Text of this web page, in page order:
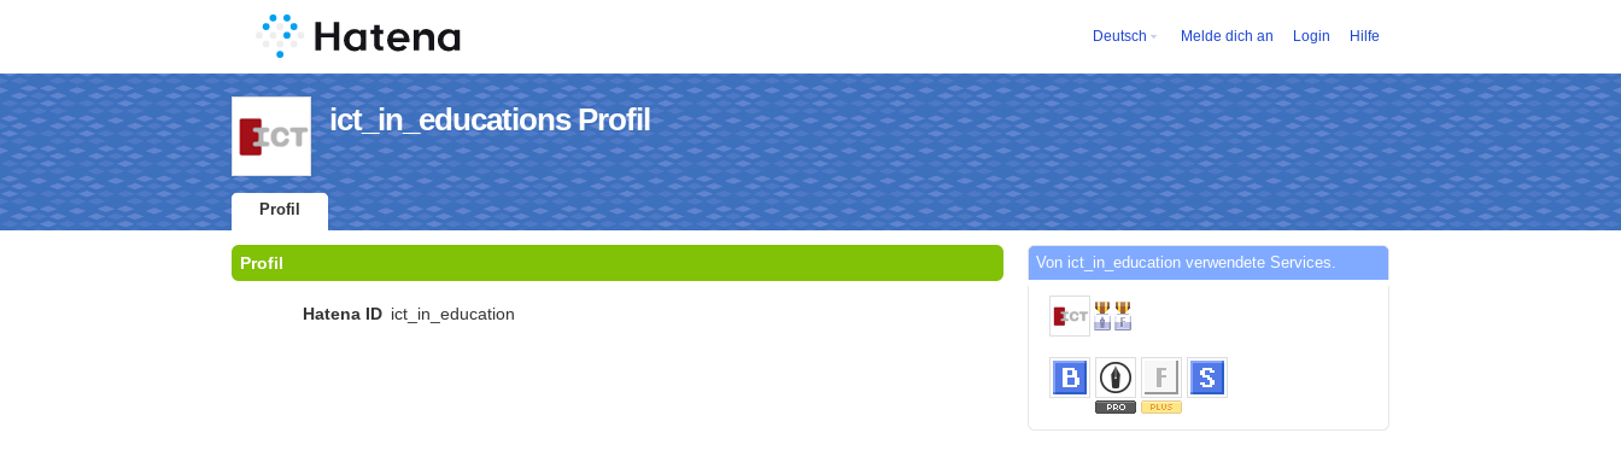
Deutsch Melde dich an Login Hilfe
ict_in_educations Profil
Profil
Profil
Hatena ID ict_in_education
Von ict_in_education verwendete Services.